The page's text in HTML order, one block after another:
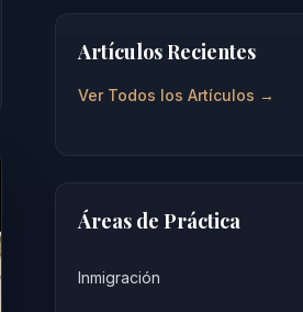
Artículos Recientes
Ver Todos los Artículos →
Áreas de Práctica
Inmigración